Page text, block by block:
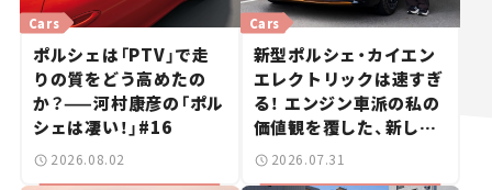
Cars
ポルシェは「PTV」で走
りの質をどう高めたの
か？——河村康彦の「ポル
シェは凄い！」#16
2026.08.02
Cars
新型ポルシェ・カイエン
エレクトリックは速すぎ
る！ エンジン車派の私の
価値観を覆した、新しい
ポルシェの走り。
2026.07.31